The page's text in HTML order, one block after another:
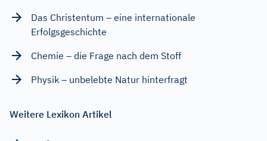
Das Christentum – eine internationale
Erfolgsgeschichte
Chemie – die Frage nach dem Stoff
Physik – unbelebte Natur hinterfragt
Weitere Lexikon Artikel